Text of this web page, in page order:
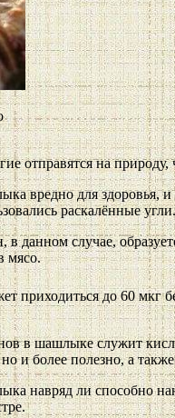
отправятся на
вредно для здоровья,
раскалённые угли.
данном случае,
мясо.
приходиться до 60 мкг
в шашлыке служит
и более полезно, а
навряд ли способно